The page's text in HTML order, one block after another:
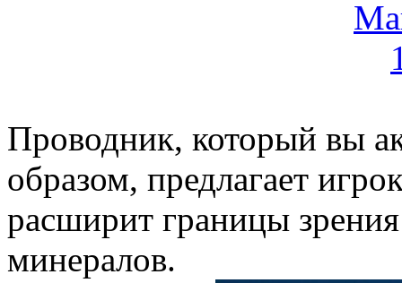
Проводник, который вы
образом, предлагает
расширит границы
минералов.